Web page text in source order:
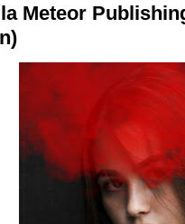
Meteor